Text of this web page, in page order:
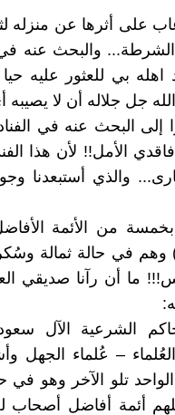
على أثرها عن منزله
والبحث عنه في
بي للعثور عليه حيا
جل جلاله أن لا يصيبه
إلى البحث عنه في
الأمل!! لأن هذا
والذي أستبعدنا
من الأئمة
وهم في حالة ثمالة
ما أن رآنا صديقي
الشرعية الآل
– عُلماء الجهل
تلو الآخر وهو في
أئمة أفاضل